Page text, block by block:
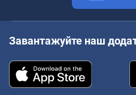
Завантажуйте наш